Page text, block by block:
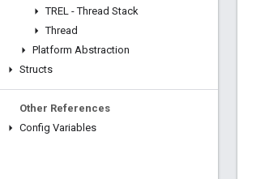
TREL - Thread Stack
Thread
Platform Abstraction
Structs
Other References
Config Variables